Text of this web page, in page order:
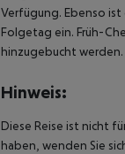
Verfügung. Ebenso
Folgetag ein. Früh-
hinzugebucht werden.
Hinweis:
Diese Reise ist nicht
haben, wenden Sie